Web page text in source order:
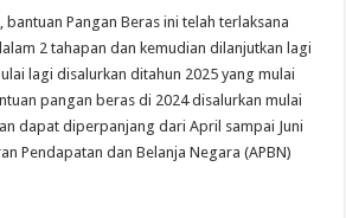
Pangan Beras ini telah terlaksana
2 tahapan dan kemudian dilanjutkan lagi
lagi disalurkan ditahun 2025 yang mulai
pangan beras di 2024 disalurkan mulai
dapat diperpanjang dari April sampai Juni
Pendapatan dan Belanja Negara (APBN)